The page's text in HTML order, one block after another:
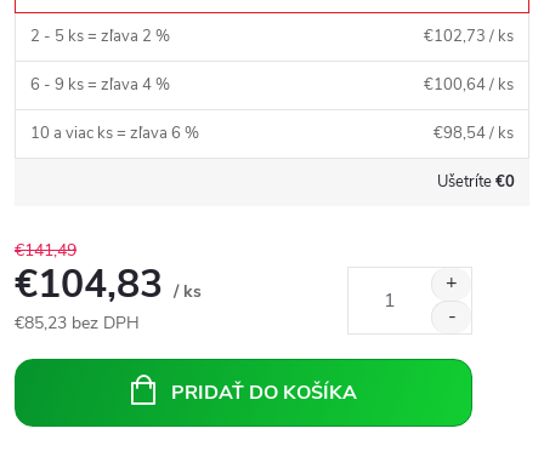
2 - 5 ks = zľava 2 % €102,73 / ks
6 - 9 ks = zľava 4 % €100,64/ ks
10 a viac ks = zľava 6 % €98,54/ ks
Ušetríte€0
€141,49
€104,83 / ks
€85,23 bez DPH
cena:
PRIDAŤ DO KOŠÍKA